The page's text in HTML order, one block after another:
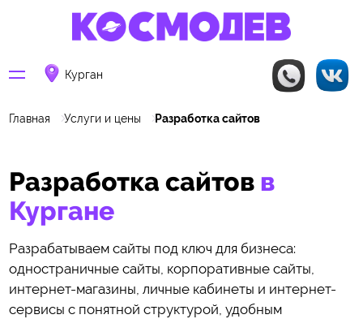
Курган
Главная Услуги и цены Разработка сайтов
Разработка сайтов в
Кургане
Разрабатываем сайты под ключ для бизнеса:
одностраничные сайты, корпоративные сайты,
интернет-магазины, личные кабинеты и интернет-
сервисы с понятной структурой, удобным